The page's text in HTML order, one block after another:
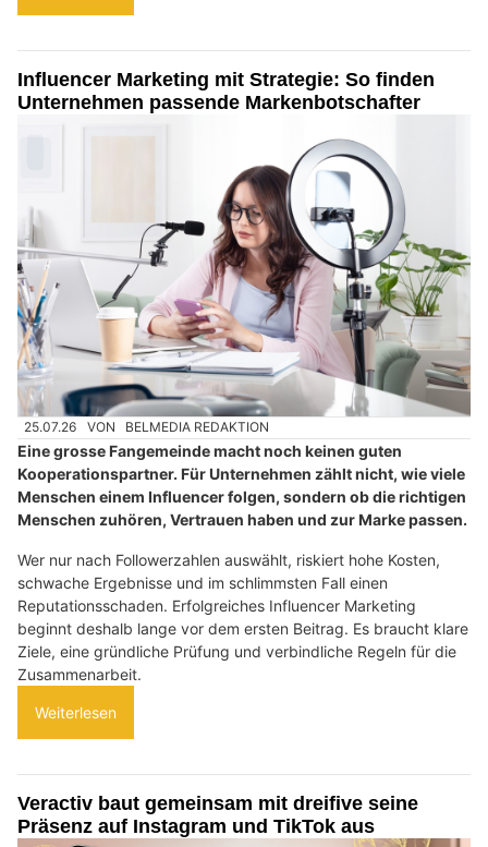
Influencer Marketing mit Strategie: So finden
Unternehmen passende Markenbotschafter
25.07.26 VON BELMEDIA REDAKTION
Eine grosse Fangemeinde macht noch keinen guten
Kooperationspartner. Für Unternehmen zählt nicht, wie viele
Menschen einem Influencer folgen, sondern ob die richtigen
Menschen zuhören, Vertrauen haben und zur Marke passen.
Wer nur nach Followerzahlen auswählt, riskiert hohe Kosten,
schwache Ergebnisse und im schlimmsten Fall einen
Reputationsschaden. Erfolgreiches Influencer Marketing
beginnt deshalb lange vor dem ersten Beitrag. Es braucht klare
Ziele, eine gründliche Prüfung und verbindliche Regeln für die
Zusammenarbeit.
Weiterlesen
Veractiv baut gemeinsam mit dreifive seine
Präsenz auf Instagram und TikTok aus